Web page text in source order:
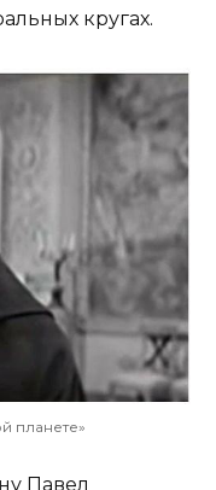
кругах.
планете»
Павел